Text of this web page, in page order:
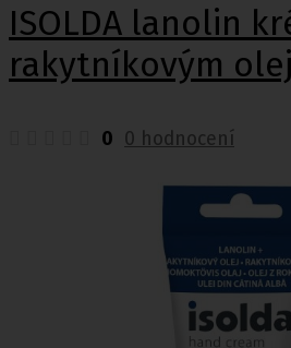
ISOLDA lanolin
rakytníkovým
0 0 hodnocení